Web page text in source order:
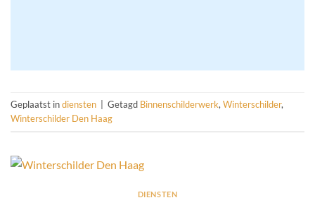
Geplaatst indiensten Getagd Binnenschilderwerk,Winterschilder,
Winterschilder Den Haag
DIENSTEN